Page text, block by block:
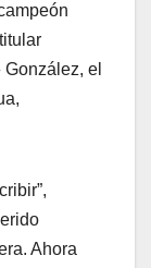
el
Ahora